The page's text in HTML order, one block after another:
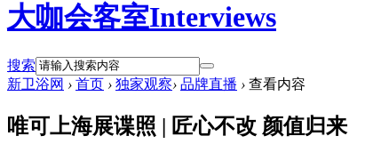
大咖会客室Interviews
搜索
新卫浴网 › 首页 › 独家观察› 品牌直播 › 查看内容
唯可上海展谍照 | 匠心不改 颜值归来